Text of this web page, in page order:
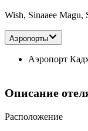
Wish, Sinaaee Magu,
Аэропорты
Аэропорт
Описание
Расположение